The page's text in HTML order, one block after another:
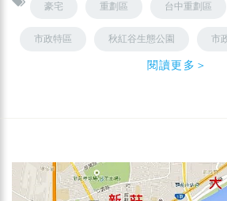
豪宅 重劃區 台中重劃區
市政特區 秋紅谷生態公園 市
閱讀更多＞